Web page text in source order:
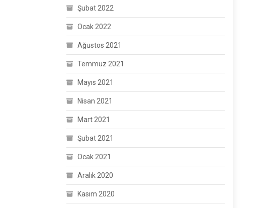
Şubat 2022
Ocak 2022
Ağustos 2021
Temmuz 2021
Mayıs 2021
Nisan 2021
Mart 2021
Şubat 2021
Ocak 2021
Aralık 2020
Kasım 2020